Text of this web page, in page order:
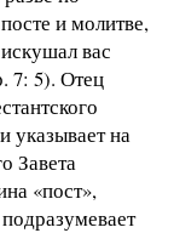
и молитве,
вас
7: 5). Отец
указывает на
Завета
«пост»,